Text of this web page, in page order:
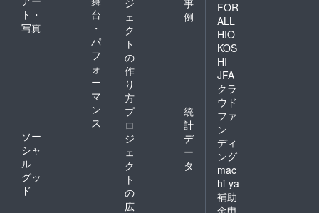
ト・
写真
台
・
パ
フ
ォ
ー
マ
ン
ス
ソー
シャ
ル
グッ
ド
ジ
ェ
ク
ト
の
作
り
方
事
例
プ
ロ
ジ
ェ
ク
ト
の
広
統
計
デ
ー
タ
FOR
ALL
HIO
KOS
HI
JFA
クラ
ウド
ファ
ン
ディ
ング
mac
hi-ya
補助